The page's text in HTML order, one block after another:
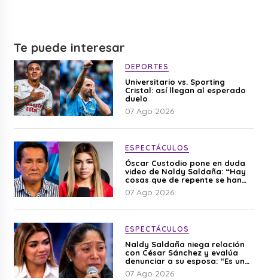
Te puede interesar
DEPORTES
Universitario vs. Sporting
Cristal: así llegan al esperado
duelo
07 Ago 2026
ESPECTÁCULOS
Óscar Custodio pone en duda
video de Naldy Saldaña: “Hay
cosas que de repente se han
editado”
07 Ago 2026
ESPECTÁCULOS
Naldy Saldaña niega relación
con César Sánchez y evalúa
denunciar a su esposa: “Es una
difamación”
07 Ago 2026